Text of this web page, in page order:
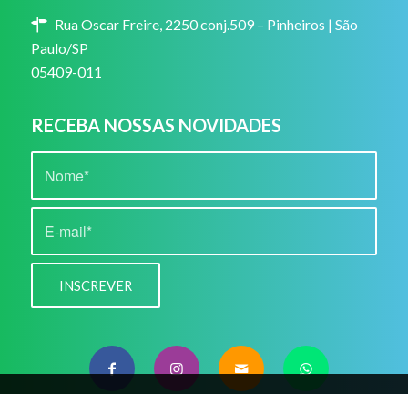
Rua Oscar Freire, 2250 conj.509 – Pinheiros | São
Paulo/SP
05409-011
RECEBA NOSSAS NOVIDADES